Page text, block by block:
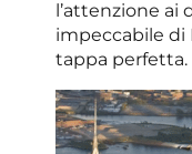
l’attenzione ai
impeccabile di
tappa perfetta.